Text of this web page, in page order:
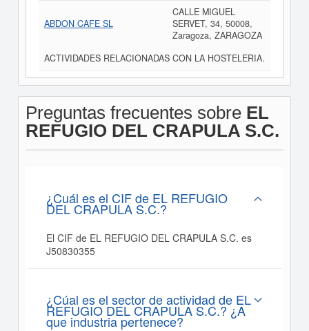
ABDON CAFE SL
CALLE MIGUEL
SERVET, 34, 50008,
Zaragoza, ZARAGOZA
ACTIVIDADES RELACIONADAS CON LA HOSTELERIA.
Preguntas frecuentes sobre EL
REFUGIO DEL CRAPULA S.C.
¿Cuál es el CIF de EL REFUGIO
DEL CRAPULA S.C.?
El CIF de EL REFUGIO DEL CRAPULA S.C. es
J50830355
¿Cúal es el sector de actividad de EL
REFUGIO DEL CRAPULA S.C.? ¿A
que industria pertenece?